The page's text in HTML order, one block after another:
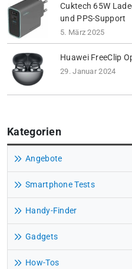
Cuktech 65W
und PPS-Support
5. März 2025
Huawei FreeClip
29. Januar 2024
Kategorien
Angebote
Smartphone Tests
Handy-Finder
Gadgets
How-Tos